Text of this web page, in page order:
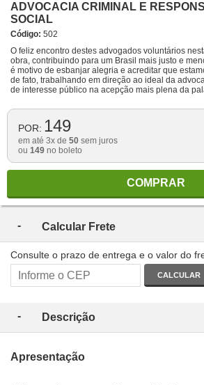
ADVOCACIA CRIMINAL E
SOCIAL
Código: 502
O feliz encontro destes advogados voluntários
obra, contribuindo para um Brasil mais justo e
é motivo de esbanjar alegria e acreditar que
de fato, trabalhando em direção ao ideal da
de interesse público na acepção mais plena da
POR: 149
em até 3x de 50 sem juros
ou 149 no boleto
COMPRAR
Calcular Frete
Consulte o prazo de entrega e o valor do
CALCULAR
Descrição
Apresentação